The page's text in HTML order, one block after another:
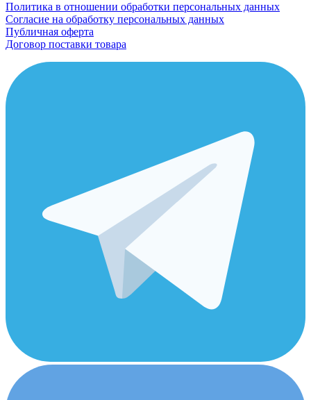
Политика в отношении обработки персональных данных
Согласие на обработку персональных данных
Публичная оферта
Договор поставки товара